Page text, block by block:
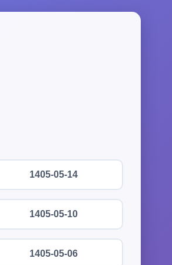
1405-05-14
1405-05-10
1405-05-06